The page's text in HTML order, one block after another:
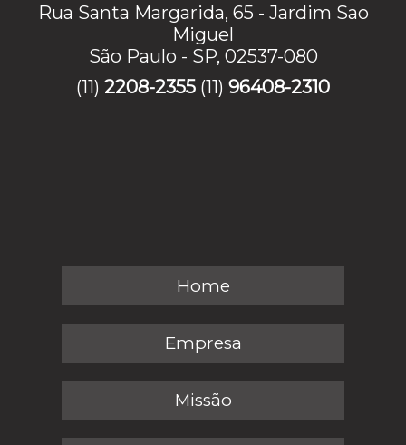
Rua Santa Margarida, 65 - Jardim Sao
Miguel
São Paulo - SP, 02537-080
(11) 2208-2355 (11) 96408-2310
Home
Empresa
Missão